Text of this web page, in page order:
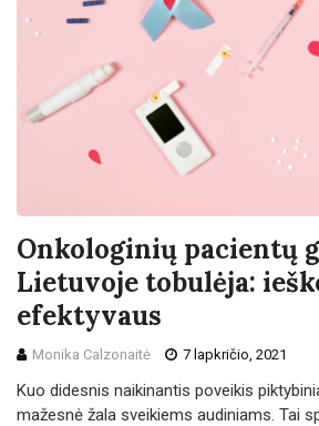
Onkologinių pacientų
Lietuvoje tobulėja:
efektyvaus
Monika Calzonaitė 7 lapkričio, 2021
Kuo didesnis naikinantis poveikis
mažesnė žala sveikiems audiniams. Tai